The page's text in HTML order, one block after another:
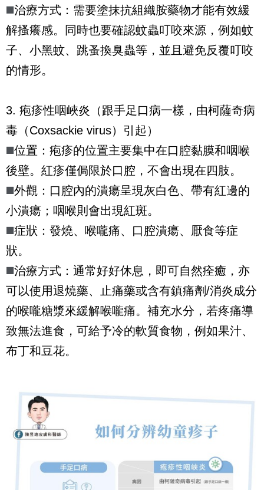
◼️治療方式：需要塗抹抗組織胺藥物才能有效緩
解搔癢感。同時也要確認蚊蟲叮咬來源，例如蚊
子、小黑蚊、跳蚤換臭蟲等，並且避免反覆叮咬
的情形。
3. 疱疹性咽峽炎（跟手足口病一樣，由柯薩奇病
毒（Coxsackie virus）引起）
◼️位置：疱疹的位置主要集中在口腔黏膜和咽喉
後壁。紅疹僅侷限於口腔，不會出現在四肢。
◼️外觀：口腔內的潰瘍呈現灰白色、帶有紅邊的
小潰瘍；咽喉則會出現紅斑。
◼️症狀：發燒、喉嚨痛、口腔潰瘍、厭食等症
狀。
◼️治療方式：通常好好休息，即可自然痊癒，亦
可以使用退燒藥、止痛藥或含有鎮痛劑/消炎成分
的喉嚨糖漿來緩解喉嚨痛。補充水分，若疼痛導
致無法進食，可給予冷的軟質食物，例如果汁、
布丁和豆花。